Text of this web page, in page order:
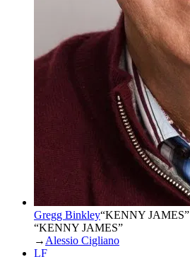
Gregg Binkley“KENNY JAMES”
“KENNY JAMES”
→ Alessio Cigliano
LF